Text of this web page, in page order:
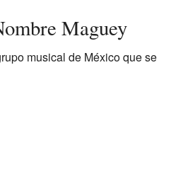
Maguey
musical de México que se